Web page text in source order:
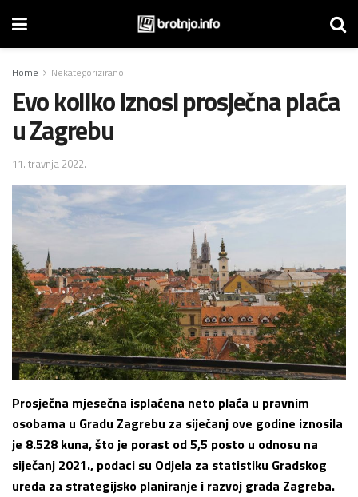
Home Nekategorizirano
Evo koliko iznosi prosječna plaća
u Zagrebu
11. travnja 2022.
Prosječna mjesečna isplaćena neto plaća u pravnim
osobama u Gradu Zagrebu za siječanj ove godine iznosila
je 8.528 kuna, što je porast od 5,5 posto u odnosu na
siječanj 2021., podaci su Odjela za statistiku Gradskog
ureda za strategijsko planiranje i razvoj grada Zagreba.